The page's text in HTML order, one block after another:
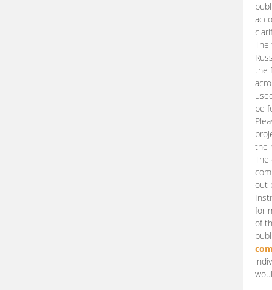
The
the
be
the
The
out
for
of